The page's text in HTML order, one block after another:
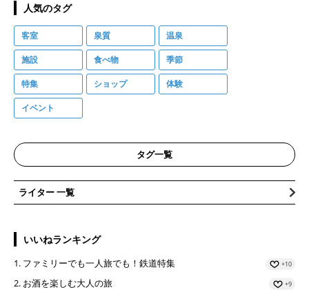
人気のタグ
客室 泉質 温泉
施設 食べ物 季節
特集 ショップ 体験
イベント
タグ一覧
ライター 一覧
いいねランキング
ファミリーでも一人旅でも！鉄道特集 +10
お酒を楽しむ大人の旅 +9